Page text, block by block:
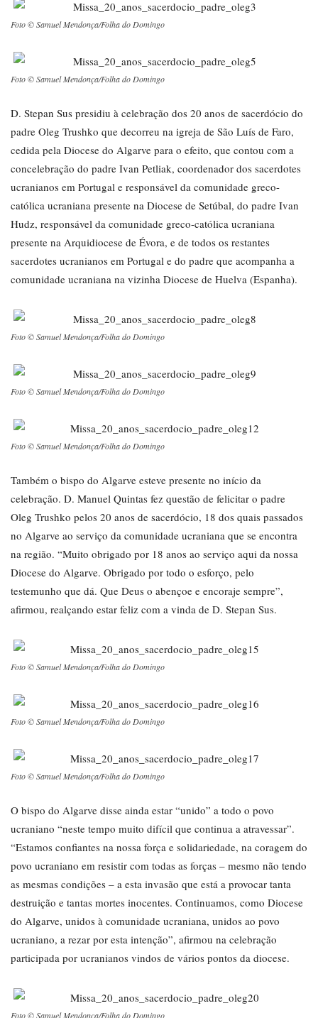
Foto © Samuel Mendonça/Folha do Domingo
Foto © Samuel Mendonça/Folha do Domingo
D. Stepan Sus presidiu à celebração dos 20 anos de sacerdócio do
padre Oleg Trushko que decorreu na igreja de São Luís de Faro,
cedida pela Diocese do Algarve para o efeito, que contou com a
concelebração do padre Ivan Petliak, coordenador dos sacerdotes
ucranianos em Portugal e responsável da comunidade greco-
católica ucraniana presente na Diocese de Setúbal, do padre Ivan
Hudz, responsável da comunidade greco-católica ucraniana
presente na Arquidiocese de Évora, e de todos os restantes
sacerdotes ucranianos em Portugal e do padre que acompanha a
comunidade ucraniana na vizinha Diocese de Huelva (Espanha).
Foto © Samuel Mendonça/Folha do Domingo
Foto © Samuel Mendonça/Folha do Domingo
Foto © Samuel Mendonça/Folha do Domingo
Também o bispo do Algarve esteve presente no início da
celebração. D. Manuel Quintas fez questão de felicitar o padre
Oleg Trushko pelos 20 anos de sacerdócio, 18 dos quais passados
no Algarve ao serviço da comunidade ucraniana que se encontra
na região. “Muito obrigado por 18 anos ao serviço aqui da nossa
Diocese do Algarve. Obrigado por todo o esforço, pelo
testemunho que dá. Que Deus o abençoe e encoraje sempre”,
afirmou, realçando estar feliz com a vinda de D. Stepan Sus.
Foto © Samuel Mendonça/Folha do Domingo
Foto © Samuel Mendonça/Folha do Domingo
Foto © Samuel Mendonça/Folha do Domingo
O bispo do Algarve disse ainda estar “unido” a todo o povo
ucraniano “neste tempo muito difícil que continua a atravessar”.
“Estamos confiantes na nossa força e solidariedade, na coragem do
povo ucraniano em resistir com todas as forças – mesmo não tendo
as mesmas condições – a esta invasão que está a provocar tanta
destruição e tantas mortes inocentes. Continuamos, como Diocese
do Algarve, unidos à comunidade ucraniana, unidos ao povo
ucraniano, a rezar por esta intenção”, afirmou na celebração
participada por ucranianos vindos de vários pontos da diocese.
Foto © Samuel Mendonça/Folha do Domingo